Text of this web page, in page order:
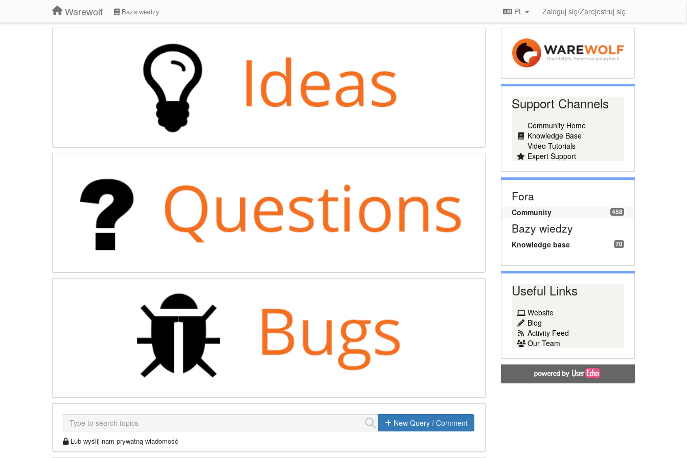
Warewolf Baza wiedzy PL Zaloguj się/Zarejestruj się
New Query / Comment
Lub wyślij nam prywatną wiadomość
Support Channels
Community Home
Knowledge Base
Video Tutorials
Expert Support
Fora
458
Community
Bazy wiedzy
70
Knowledge base
Useful Links
Website
Blog
Activity Feed
Our Team